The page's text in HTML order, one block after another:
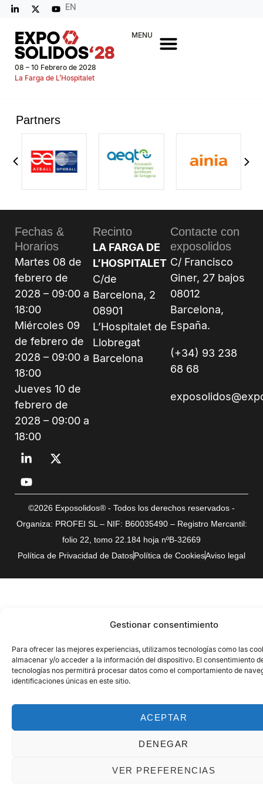
Gestionar consentimiento
Para ofrecer las mejores experiencias, utilizamos tecnologías como las
almacenar y/o acceder a la información del dispositivo. El consentimiento
tecnologías nos permitirá procesar datos como el comportamiento de
identificaciones únicas en este sitio.
ACEPTAR
DENEGAR
VER PREFERENCIAS
EN
08 – 10 Febrero de 2028
La Farga de L’Hospitalet
MENU
Partners
Fechas &
Horarios
Martes 08 de
febrero de
2028 – 09:00 a
18:00
Miércoles 09
de febrero de
2028 – 09:00 a
18:00
Jueves 10 de
febrero de
2028 – 09:00 a
18:00
Recinto
LA FARGA DE
L’HOSPITALET
C/de
Barcelona, 2
08901
L’Hospitalet de
Llobregat
Barcelona
Contacte con
exposolidos
C/ Francisco
Giner, 27 bajos
08012
Barcelona,
España.
(+34) 93 238
68 68
©2026 Exposolidos® - Todos los derechos reservados -
Organiza: PROFEI SL – NIF: B60035490 – Registro Mercantil:
folio 22, tomo 22.184 hoja nºB-32669
Política de Privacidad de DatosPolítica de CookiesAviso legal